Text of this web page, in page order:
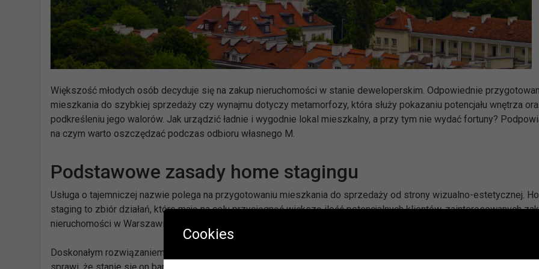
Większość młodych osób decyduje się na zakup nieruchomości w stanie deweloperskim. Odpowiednie
mieszkania do szybkiej sprzedaży czy wynajmu dotyczy metamorfozy, która służy pokazaniu potencjału wnętrza
podkreśleniu jego walorów. Jak urządzić ładnie i wygodnie lokal mieszkalny, a przy tym nie wydać fortuny?
na czym warto oszczędzać podczas odbioru własnego M.
Podstawowe zasady home stagingu
Usługa o tajemniczej nazwie polega na przygotowaniu mieszkania do sprzedaży od strony wizualno-estetycznej.
staging to zbiór działań, które mają na celu przyciągnąć większą ilość potencjalnych klientów, zainteresowanych
nieruchomości w Warszawie. Większość mieszkańców stolicy przywiązuje dużą uwagę do wystroju i wyposażenia
Doskonałym rozwiązaniem jest wynajęcie tzw.
Cookies